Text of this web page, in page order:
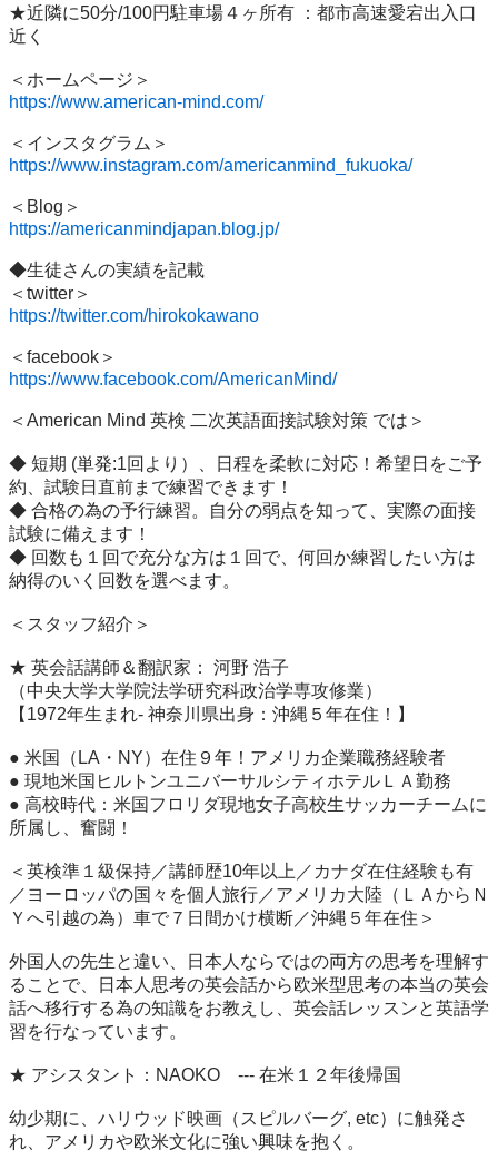
★近隣に50分/100円駐車場４ヶ所有 ：都市高速愛宕出入口
近く
https://www.american-mind.com/
https://www.instagram.com/americanmind_fukuoka/
https://americanmindjapan.blog.jp/
◆生徒さんの実績を記載
https://twitter.com/hirokokawano
https://www.facebook.com/AmericanMind/
＜American Mind 英検 二次英語面接試験対策 では＞
◆ 短期 (単発:1回より）、日程を柔軟に対応！希望日をご予
約、試験日直前まで練習できます！
◆ 合格の為の予行練習。自分の弱点を知って、実際の面接
試験に備えます！
◆ 回数も１回で充分な方は１回で、何回か練習したい方は
納得のいく回数を選べます。
＜スタッフ紹介＞
★ 英会話講師＆翻訳家： 河野 浩子
（中央大学大学院法学研究科政治学専攻修業）
【1972年生まれ- 神奈川県出身：沖縄５年在住！】
● 米国（LA・NY）在住９年！アメリカ企業職務経験者
● 現地米国ヒルトンユニバーサルシティホテルＬＡ勤務
● 高校時代：米国フロリダ現地女子高校生サッカーチームに
所属し、奮闘！
＜英検準１級保持／講師歴10年以上／カナダ在住経験も有
／ヨーロッパの国々を個人旅行／アメリカ大陸（ＬＡからＮ
Ｙへ引越の為）車で７日間かけ横断／沖縄５年在住＞
外国人の先生と違い、日本人ならではの両方の思考を理解す
ることで、日本人思考の英会話から欧米型思考の本当の英会
話へ移行する為の知識をお教えし、英会話レッスンと英語学
習を行なっています。
★ アシスタント：NAOKO　--- 在米１２年後帰国
幼少期に、ハリウッド映画（スピルバーグ, etc）に触発さ
れ、アメリカや欧米文化に強い興味を抱く。